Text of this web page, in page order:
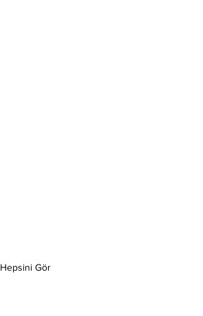
Hepsini Gör